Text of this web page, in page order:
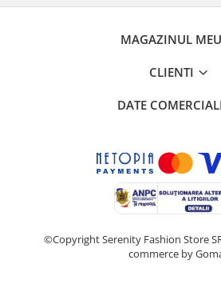
MAGAZINUL MEU
CLIENTI
DATE
©Copyright Serenity Fashion Store
commerce by